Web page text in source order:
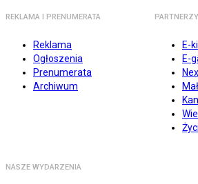
REKLAMA I PRENUMERATA
Reklama
Ogłoszenia
Prenumerata
Archiwum
PARTNERZY
E-
E-
NASZE WYDARZENIA